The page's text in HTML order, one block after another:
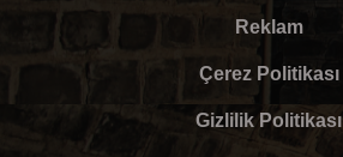
Reklam
Çerez Politikası
Gizlilik Politikası